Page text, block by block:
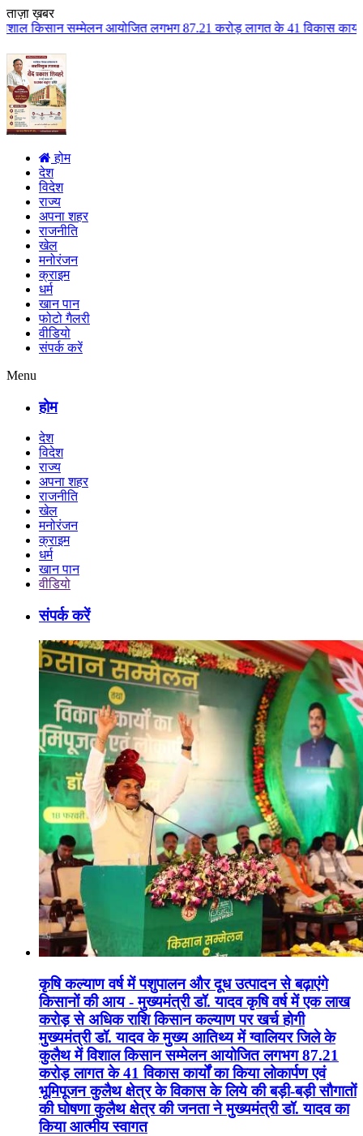
ताज़ा ख़बर
लगभग 87.21 करोड़ लागत के 41 विकास कार्यों का किया लोकार्पण
होम
देश
विदेश
राज्य
अपना शहर
राजनीति
खेल
मनोरंजन
क्राइम
धर्म
खान पान
फोटो गैलरी
वीडियो
संपर्क करें
Menu
होम
देश
विदेश
राज्य
अपना शहर
राजनीति
खेल
मनोरंजन
क्राइम
धर्म
खान पान
वीडियो
संपर्क करें
कृषि कल्याण वर्ष में पशुपालन और दूध उत्पादन से बढ़ाएंगे
किसानों की आय - मुख्यमंत्री डॉ. यादव कृषि वर्ष में एक लाख
करोड़ से अधिक राशि किसान कल्याण पर खर्च होगी
मुख्यमंत्री डॉ. यादव के मुख्य आतिथ्य में ग्वालियर जिले के
कुलैथ में विशाल किसान सम्मेलन आयोजित लगभग 87.21
करोड़ लागत के 41 विकास कार्यों का किया लोकार्पण एवं
भूमिपूजन कुलैथ क्षेत्र के विकास के लिये की बड़ी-बड़ी सौगातों
की घोषणा कुलैथ क्षेत्र की जनता ने मुख्यमंत्री डॉ. यादव का
किया आत्मीय स्वागत